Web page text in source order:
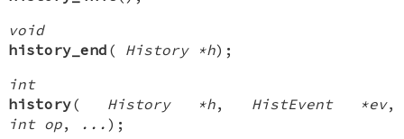
void
history_end ( History *h);
int
history( History *h, HistEvent *ev,
int op, ... );